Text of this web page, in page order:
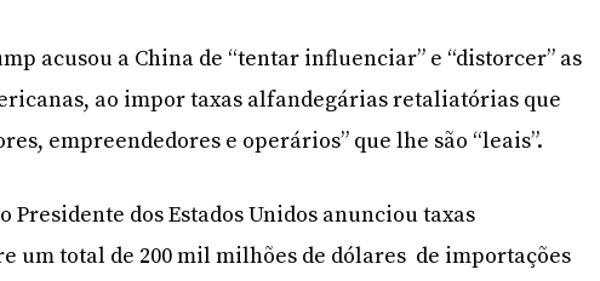
acusou a China de “tentar influenciar” e “distorcer” as
ao impor taxas alfandegárias retaliatórias que
empreendedores e operários” que lhe são “leais”.
Presidente dos Estados Unidos anunciou taxas
um total de 200 mil milhões de dólares de importações